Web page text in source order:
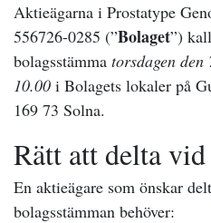
Aktieägarna i Prostatype
556726-0285 (”Bolaget”)
bolagsstämma torsdagen den
10.00 i Bolagets lokaler på
169 73 Solna.
Rätt att delta
En aktieägare som önskar
bolagsstämman behöver: